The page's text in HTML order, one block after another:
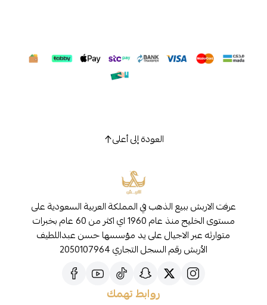
العودة إلى أعلى
عرفت الاربش ببيع الذهب في المملكة العربية السعودية على
مستوى الخليج منذ عام 1960 اي اكثر من 60 عام بخبرات
متوارثه عبر الاجيال على يد مؤسسها حسن عبداللطيف
الأربش رقم السجل التجاري 2050107964
روابط تهمك